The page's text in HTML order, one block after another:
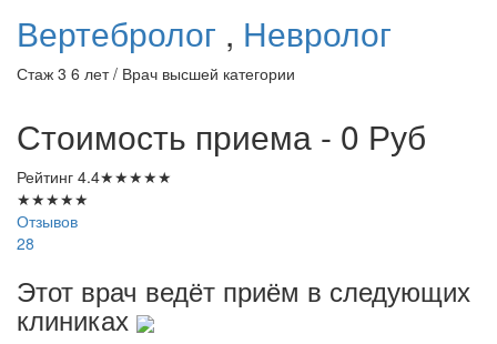
Вертебролог , Невролог
Стаж 3 6 лет / Врач высшей категории
Стоимость приема - 0 Руб
Рейтинг 4.4★★★★★
★★★★★
Отзывов
28
Этот врач ведёт приём в следующих
клиниках